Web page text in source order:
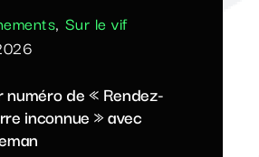
, Sur le vif
numéro de « Rendez-
inconnue » avec